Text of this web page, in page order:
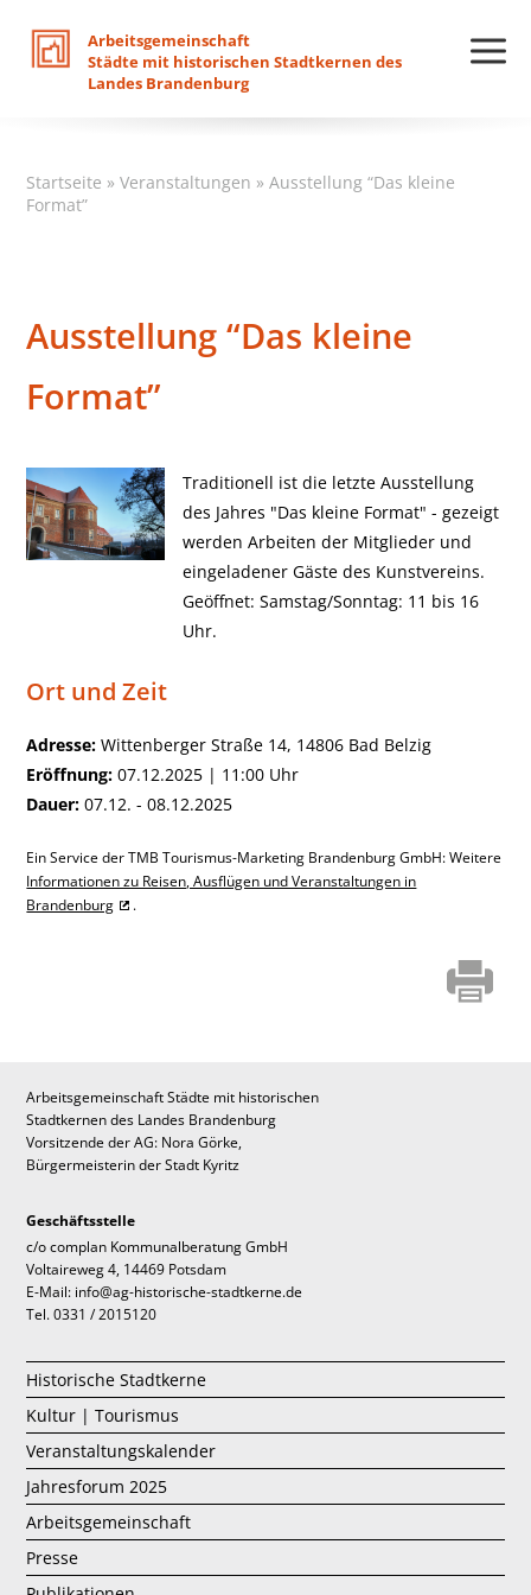
Arbeitsgemeinschaft
Städte mit historischen Stadtkernen des
Landes Brandenburg
Startseite »Veranstaltungen »Ausstellung “Das kleine
Format”
Ausstellung “Das kleine
Format”
Traditionell ist die letzte Ausstellung
des Jahres "Das kleine Format" - gezeigt
werden Arbeiten der Mitglieder und
eingeladener Gäste des Kunstvereins.
Geöffnet: Samstag/Sonntag: 11 bis 16
Uhr.
Ort und Zeit
Adresse: Wittenberger Straße 14, 14806 Bad Belzig
Eröffnung: 07.12.2025 | 11:00 Uhr
Dauer: 07.12. - 08.12.2025
Ein Service der TMB Tourismus-Marketing Brandenburg GmbH: Weitere
Informationen zu Reisen, Ausflügen und Veranstaltungen in
Brandenburg
.
Arbeitsgemeinschaft Städte mit historischen
Stadtkernen des Landes Brandenburg
Vorsitzende der AG: Nora Görke,
Bürgermeisterin der Stadt Kyritz
Geschäftsstelle
c/o complan Kommunalberatung GmbH
Voltaireweg 4, 14469 Potsdam
E-Mail: info@ag-historische-stadtkerne.de
Tel. 0331 / 2015120
Historische Stadtkerne
Kultur | Tourismus
Veranstaltungskalender
Jahresforum 2025
Arbeitsgemeinschaft
Presse